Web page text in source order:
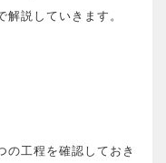
説していきます。
の工程を確認しておき